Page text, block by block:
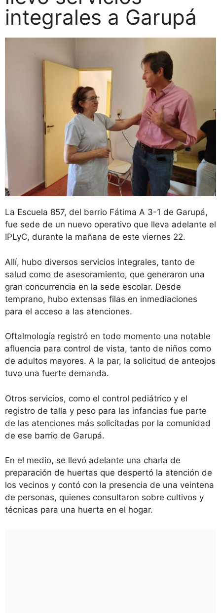
integrales a Garupá
La Escuela 857, del barrio Fátima A 3-1 de Garupá,
fue sede de un nuevo operativo que lleva adelante el
IPLyC, durante la mañana de este viernes 22.
Allí, hubo diversos servicios integrales, tanto de
salud como de asesoramiento, que generaron una
gran concurrencia en la sede escolar. Desde
temprano, hubo extensas filas en inmediaciones
para el acceso a las atenciones.
Oftalmología registró en todo momento una notable
afluencia para control de vista, tanto de niños como
de adultos mayores. A la par, la solicitud de anteojos
tuvo una fuerte demanda.
Otros servicios, como el control pediátrico y el
registro de talla y peso para las infancias fue parte
de las atenciones más solicitadas por la comunidad
de ese barrio de Garupá.
En el medio, se llevó adelante una charla de
preparación de huertas que despertó la atención de
los vecinos y contó con la presencia de una veintena
de personas, quienes consultaron sobre cultivos y
técnicas para una huerta en el hogar.